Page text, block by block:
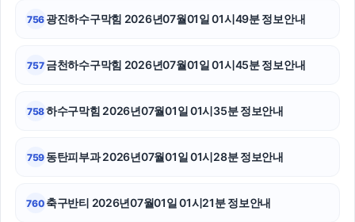
용인형사변호사
종로하수구막힘
서울음주운전변호사
756 광진하수구막힘 2026년07월01일 01시49분 정보안내
757 금천하수구막힘 2026년07월01일 01시45분 정보안내
758하수구막힘 2026년07월01일 01시35분 정보안내
759 동탄피부과 2026년07월01일 01시28분 정보안내
760 축구반티 2026년07월01일 01시21분 정보안내